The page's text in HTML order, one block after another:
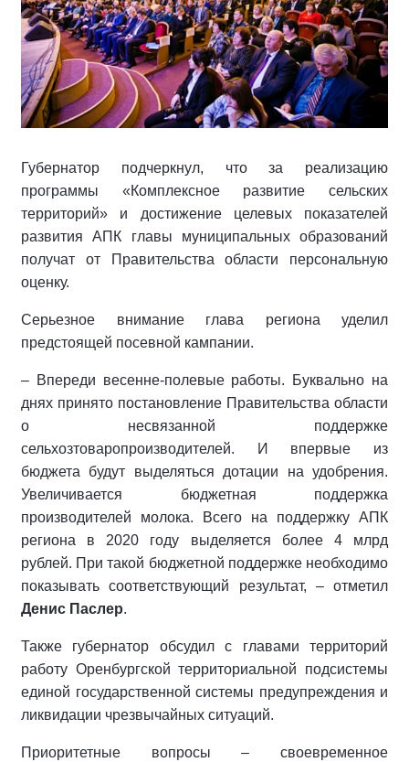
Губернатор подчеркнул, что за реализацию
программы «Комплексное развитие сельских
территорий» и достижение целевых показателей
развития АПК главы муниципальных образований
получат от Правительства области персональную
оценку.
Серьезное внимание глава региона уделил
предстоящей посевной кампании.
– Впереди весенне-полевые работы. Буквально на
днях принято постановление Правительства области
о несвязанной поддержке
сельхозтоваропроизводителей. И впервые из
бюджета будут выделяться дотации на удобрения.
Увеличивается бюджетная поддержка
производителей молока. Всего на поддержку АПК
региона в 2020 году выделяется более 4 млрд
рублей. При такой бюджетной поддержке необходимо
показывать соответствующий результат, – отметил
Денис Паслер.
Также губернатор обсудил с главами территорий
работу Оренбургской территориальной подсистемы
единой государственной системы предупреждения и
ликвидации чрезвычайных ситуаций.
Приоритетные вопросы – своевременное